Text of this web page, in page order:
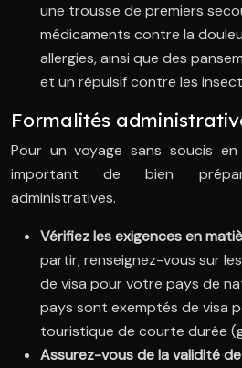
une trousse de premiers
médicaments contre la
allergies, ainsi que des
et un répulsif contre les
Formalités
Pour un voyage sans soucis
important de bien
administratives.
Vérifiez les exigences en
partir, renseignez-vous sur
de visa pour votre pays de
pays sont exemptés de visa
touristique de courte durée
Assurez-vous de la validité